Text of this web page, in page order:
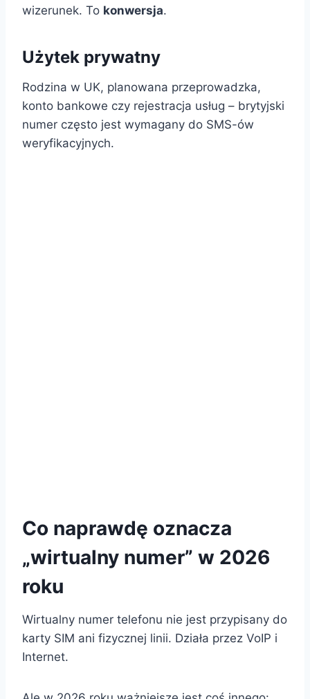
wizerunek. To konwersja.
Użytek prywatny
Rodzina w UK, planowana przeprowadzka,
konto bankowe czy rejestracja usług – brytyjski
numer często jest wymagany do SMS-ów
weryfikacyjnych.
Co naprawdę oznacza
„wirtualny numer” w 2026
roku
Wirtualny numer telefonu nie jest przypisany do
karty SIM ani fizycznej linii. Działa przez VoIP i
Internet.